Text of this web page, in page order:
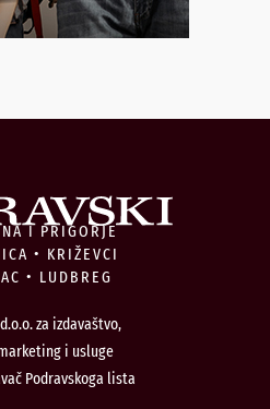
I PRIGORJE
• KRIŽEVCI
• LUDBREG
za izdavaštvo,
i usluge
Podravskoga lista